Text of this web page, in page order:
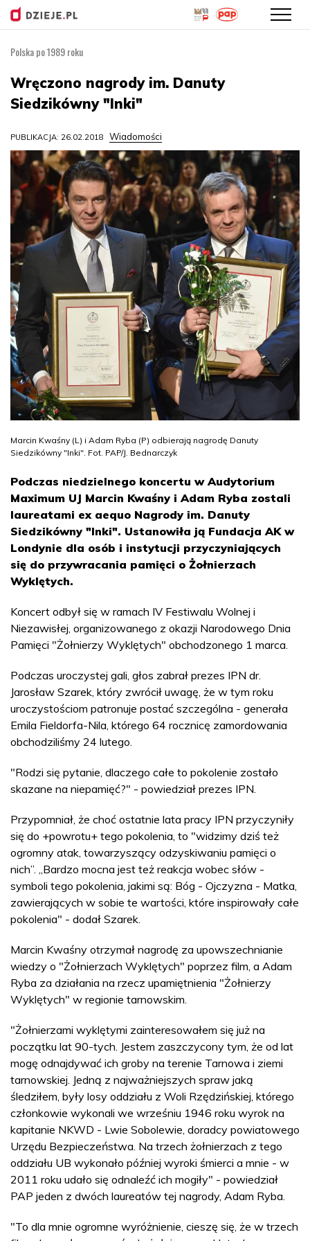
treści
Polska po 1989 roku
Wręczono nagrody im. Danuty
Siedzikówny "Inki"
PUBLIKACJA: 26.02.2018 Wiadomości
Marcin Kwaśny (L) i Adam Ryba (P) odbierają nagrodę Danuty
Siedzikówny "Inki". Fot. PAP/J. Bednarczyk
Podczas niedzielnego koncertu w Audytorium
Maximum UJ Marcin Kwaśny i Adam Ryba zostali
laureatami ex aequo Nagrody im. Danuty
Siedzikówny "Inki". Ustanowiła ją Fundacja AK w
Londynie dla osób i instytucji przyczyniających
się do przywracania pamięci o Żołnierzach
Wyklętych.
Koncert odbył się w ramach IV Festiwalu Wolnej i
Niezawisłej, organizowanego z okazji Narodowego Dnia
Pamięci "Żołnierzy Wyklętych" obchodzonego 1 marca.
Podczas uroczystej gali, głos zabrał prezes IPN dr.
Jarosław Szarek, który zwrócił uwagę, że w tym roku
uroczystościom patronuje postać szczególna - generała
Emila Fieldorfa-Nila, którego 64 rocznicę zamordowania
obchodziliśmy 24 lutego.
"Rodzi się pytanie, dlaczego całe to pokolenie zostało
skazane na niepamięć?" - powiedział prezes IPN.
Przypomniał, że choć ostatnie lata pracy IPN przyczyniły
się do +powrotu+ tego pokolenia, to "widzimy dziś też
ogromny atak, towarzyszący odzyskiwaniu pamięci o
nich”. „Bardzo mocna jest też reakcja wobec słów -
symboli tego pokolenia, jakimi są: Bóg - Ojczyzna - Matka,
zawierających w sobie te wartości, które inspirowały całe
pokolenia" - dodał Szarek.
Marcin Kwaśny otrzymał nagrodę za upowszechnianie
wiedzy o "Żołnierzach Wyklętych" poprzez film, a Adam
Ryba za działania na rzecz upamiętnienia "Żołnierzy
Wyklętych" w regionie tarnowskim.
"Żołnierzami wyklętymi zainteresowałem się już na
początku lat 90-tych. Jestem zaszczycony tym, że od lat
mogę odnajdywać ich groby na terenie Tarnowa i ziemi
tarnowskiej. Jedną z najważniejszych spraw jaką
śledziłem, były losy oddziału z Woli Rzędzińskiej, którego
członkowie wykonali we wrześniu 1946 roku wyrok na
kapitanie NKWD - Lwie Sobolewie, doradcy powiatowego
Urzędu Bezpieczeństwa. Na trzech żołnierzach z tego
oddziału UB wykonało później wyroki śmierci a mnie - w
2011 roku udało się odnaleźć ich mogiły" - powiedział
PAP jeden z dwóch laureatów tej nagrody, Adam Ryba.
"To dla mnie ogromne wyróżnienie, cieszę się, że w trzech